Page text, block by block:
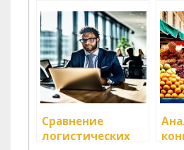
услуг: анализ
Сравнение
логистических